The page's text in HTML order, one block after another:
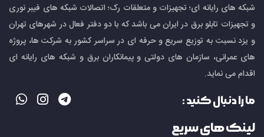
شبکه های رایانه ای؛ تجهیزات و متعلقات رک؛ اتصالات شبکه های فیبر نوری
و تجهیزات تابلو برق در ایران می باشد که با دو دفتر فعال در شهرهای تهران
و یزد نسبت به توزیع سریع و حرفه ای در سراسر کشور به شرکت ها، پروژه
های عمرانی، سازمان های دولتی و پیمانکاران برق و شبکه های رایانه ای
اقدام می نماید.
ما را دنبال کنید :
لینک های سریع